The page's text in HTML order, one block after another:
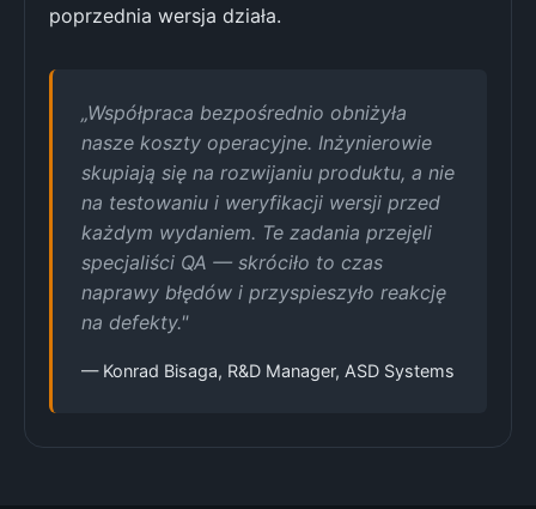
poprzednia wersja działa.
„Współpraca bezpośrednio obniżyła
nasze koszty operacyjne. Inżynierowie
skupiają się na rozwijaniu produktu, a nie
na testowaniu i weryfikacji wersji przed
każdym wydaniem. Te zadania przejęli
specjaliści QA — skróciło to czas
naprawy błędów i przyspieszyło reakcję
na defekty."
— Konrad Bisaga, R&D Manager, ASD Systems